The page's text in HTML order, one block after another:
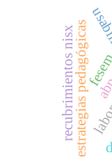
estrategias pedagógicas
recubrimientos nisx